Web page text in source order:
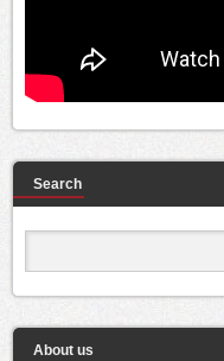
Search
About us